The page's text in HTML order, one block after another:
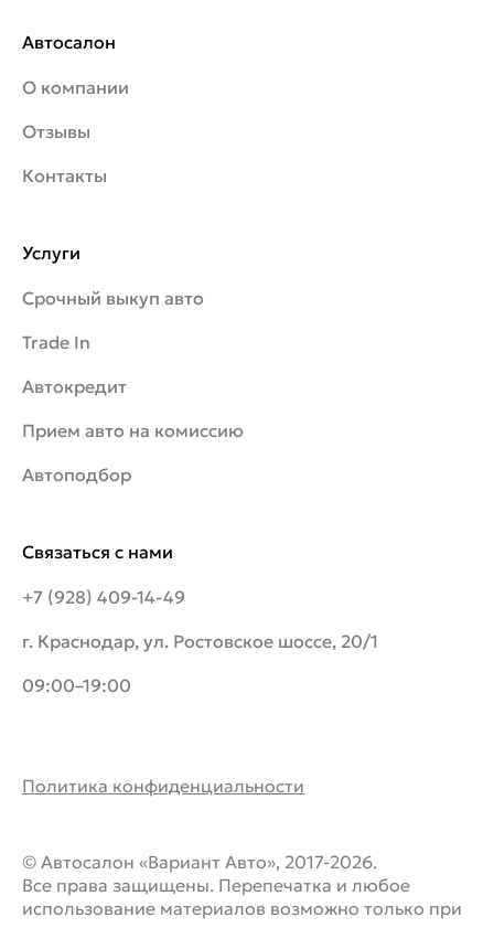
Автосалон
О компании
Отзывы
Контакты
Связаться с нами
+7 (928) 409-14-49
г. Краснодар, ул. Ростовское шоссе, 20/1
09:00–19:00
Услуги
Срочный выкуп авто
Trade In
Автокредит
Прием авто на комиссию
Автоподбор
Политика конфиденциальности
© Автосалон «Вариант Авто», 2017-2026.
Все права защищены. Перепечатка и любое
использование материалов возможно только при